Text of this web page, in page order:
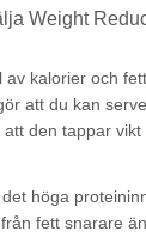
Weight
av kalorier och
att du kan
att den tappar
höga
fett snarare